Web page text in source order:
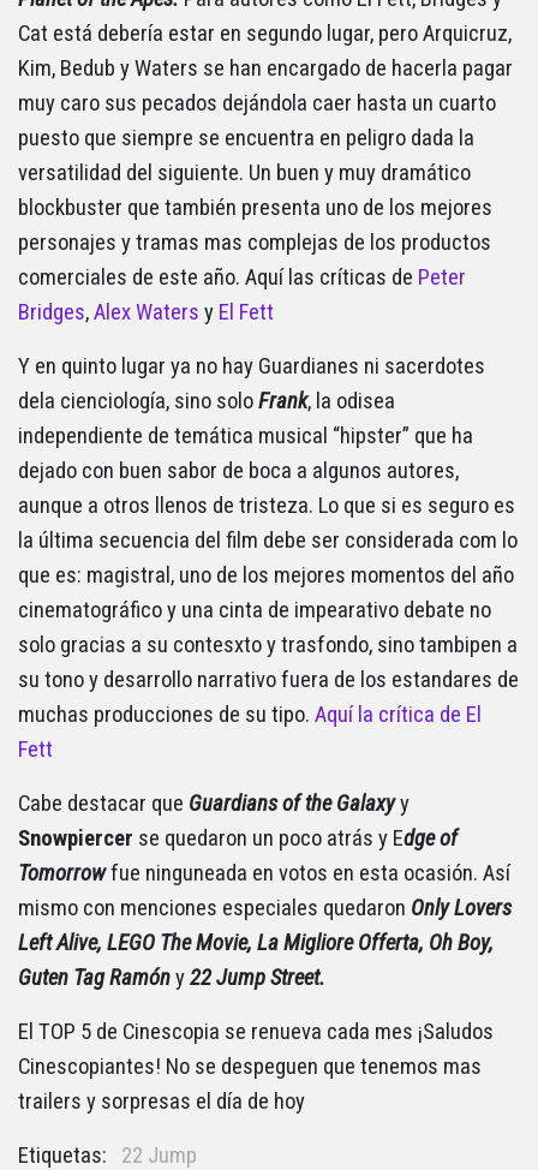
Cat está debería estar en segundo lugar, pero Arquicruz,
Kim, Bedub y Waters se han encargado de hacerla pagar
muy caro sus pecados dejándola caer hasta un cuarto
puesto que siempre se encuentra en peligro dada la
versatilidad del siguiente. Un buen y muy dramático
blockbuster que también presenta uno de los mejores
personajes y tramas mas complejas de los productos
comerciales de este año. Aquí las críticas de Peter
Bridges,Alex Waters y El Fett
Y en quinto lugar ya no hay Guardianes ni sacerdotes
dela cienciología, sino soloFrank, la odisea
independiente de temática musical “hipster” que ha
dejado con buen sabor de boca a algunos autores,
aunque a otros llenos de tristeza. Lo que si es seguro es
la última secuencia del film debe ser considerada com lo
que es: magistral, uno de los mejores momentos del año
cinematográfico y una cinta de impearativo debate no
solo gracias a su contesxto y trasfondo, sino tambipen a
su tono y desarrollo narrativo fuera de los estandares de
muchas producciones de su tipo. Aquí la crítica de El
Fett
Cabe destacar que Guardians of the Galaxyy
Snowpiercer se quedaron un poco atrás y Edge of
Tomorrowfue ninguneada en votos en esta ocasión. Así
mismo con menciones especiales quedaron Only Lovers
Left Alive, LEGO The Movie, La Migliore Offerta, Oh Boy,
Guten Tag Ramóny22 Jump Street.
El TOP 5 de Cinescopia se renueva cada mes ¡Saludos
Cinescopiantes! No se despeguen que tenemos mas
trailers y sorpresas el día de hoy
Etiquetas: 22 Jump